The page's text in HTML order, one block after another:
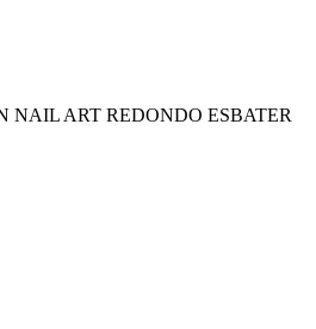
NAIL ART REDONDO ESBATER